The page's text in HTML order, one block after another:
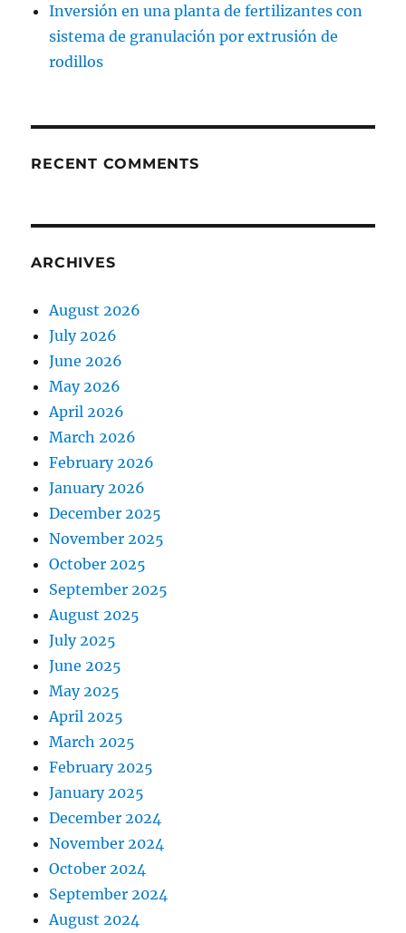
Inversión en una planta de fertilizantes con
sistema de granulación por extrusión de
rodillos
RECENT COMMENTS
ARCHIVES
August 2026
July 2026
June 2026
May 2026
April 2026
March 2026
February 2026
January 2026
December 2025
November 2025
October 2025
September 2025
August 2025
July 2025
June 2025
May 2025
April 2025
March 2025
February 2025
January 2025
December 2024
November 2024
October 2024
September 2024
August 2024